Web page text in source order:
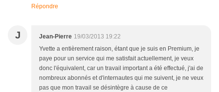
Répondre
J Jean-Pierre 19/03/2013 19:22
Yvette a entièrement raison, étant que je suis en Premium, je
paye pour un service qui me satisfait actuellement, je veux
donc l'équivalent, car un travail important a été effectué, j'ai de
nombreux abonnés et d'internautes qui me suivent, je ne veux
pas que mon travail se désintègre à cause de ce